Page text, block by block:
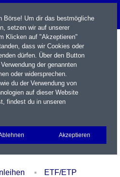
Portfolio Login
ETF/ETP
Börse! Um dir das bestmögliche
setzen wir auf unserer
Klicken auf "Akzeptieren"
dass wir Cookies oder
dürfen. Über den Button
der genannten
oder widersprechen.
du der Verwendung von
auf dieser Website
findest du in unseren
Akzeptieren